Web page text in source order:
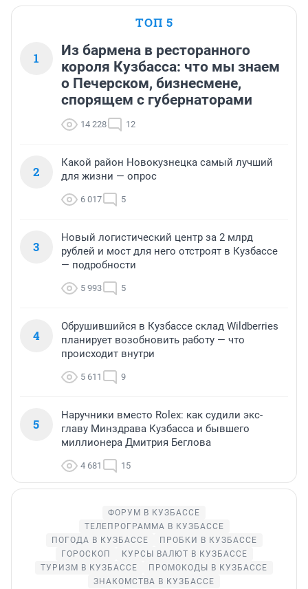
ТОП 5
1
Из бармена в ресторанного
короля Кузбасса: что мы знаем
о Печерском, бизнесмене,
спорящем с губернаторами
14 228 12
2
Какой район Новокузнецка самый лучший
для жизни — опрос
6 017 5
3
Новый логистический центр за 2 млрд
рублей и мост для него отстроят в Кузбассе
— подробности
5 993 5
4
Обрушившийся в Кузбассе склад Wildberries
планирует возобновить работу — что
происходит внутри
5 611 9
5
Наручники вместо Rolex: как судили экс-
главу Минздрава Кузбасса и бывшего
миллионера Дмитрия Беглова
4 681 15
ФОРУМ В КУЗБАССЕ
ТЕЛЕПРОГРАММА В КУЗБАССЕ
ПОГОДА В КУЗБАССЕ
ПРОБКИ В КУЗБАССЕ
ГОРОСКОП
КУРСЫ ВАЛЮТ В КУЗБАССЕ
ТУРИЗМ В КУЗБАССЕ
ПРОМОКОДЫ В КУЗБАССЕ
ЗНАКОМСТВА В КУЗБАССЕ